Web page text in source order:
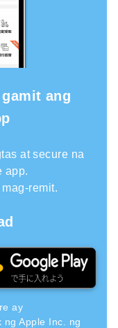
ang
at secure na
app.
remit.
ay
ng Apple Inc. ng